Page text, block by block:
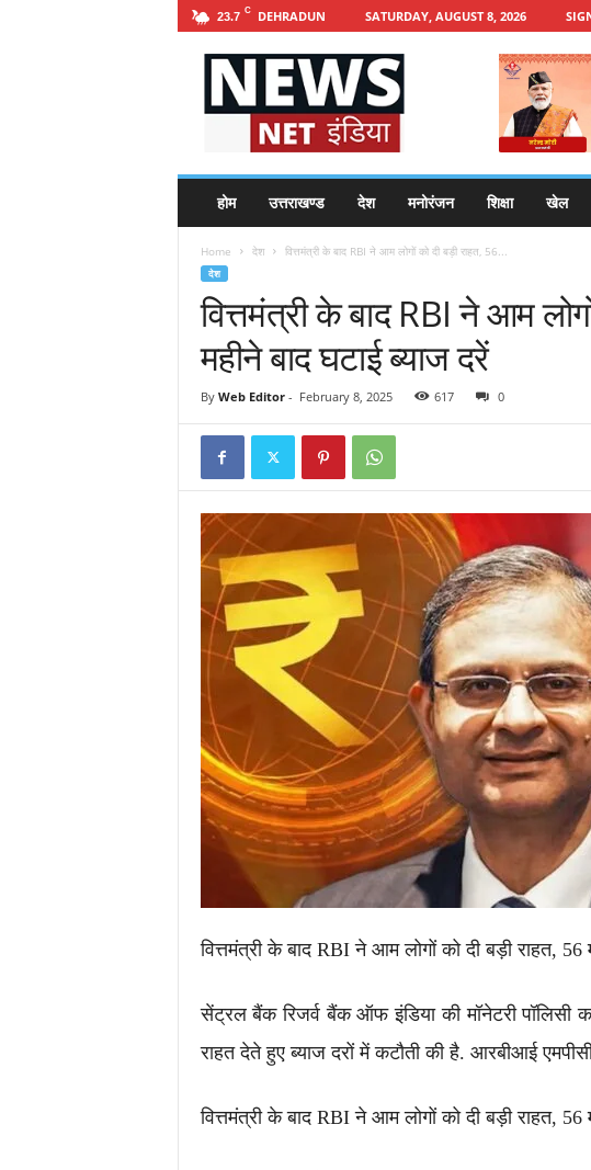
23.7 C DEHRADUN SATURDAY, AUGUST 8, 2026
n
a
होम उत्तराखण्ड देश मनोरंजन शिक्षा खेल
Home देश वित्तमंत्री के बाद RBI ने आम लोगों को दी बड़ी राहत, 56...
देश
वित्तमंत्री के बाद RBI ने आम
महीने बाद घटाई ब्याज दरें
By Web Editor- February 8, 2025 617 0
वित्तमंत्री के बाद RBI ने आम लोगों को दी बड़ी राहत, 56
सेंट्रल बैंक रिजर्व बैंक ऑफ इंडिया की मॉनेटरी पॉलिसी
राहत देते हुए ब्याज दरों में कटौती की है. आरबीआई
वित्तमंत्री के बाद RBI ने आम लोगों को दी बड़ी राहत, 56